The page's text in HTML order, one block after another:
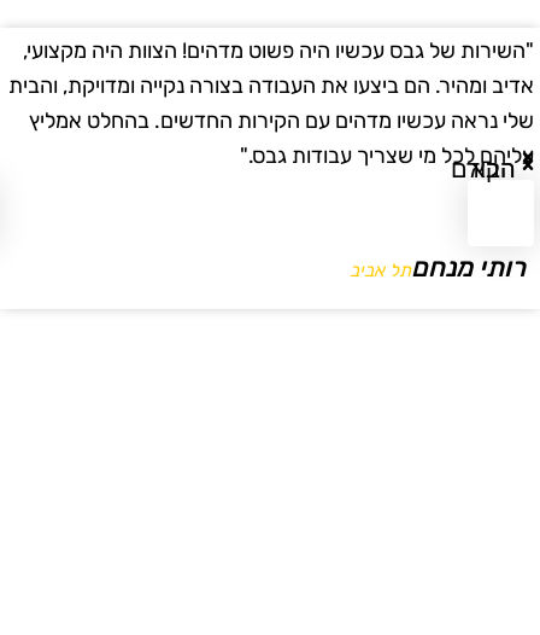
"השירות של גבס עכשיו היה פשוט מדהים! הצוות היה מקצועי,
אדיב ומהיר. הם ביצעו את העבודה בצורה נקייה ומדויקת, והבית
שלי נראה עכשיו מדהים עם הקירות החדשים. בהחלט אמליץ
עליהם לכל מי שצריך עבודות גבס."
רותי מנחםתל אביב
הקודם
הבא